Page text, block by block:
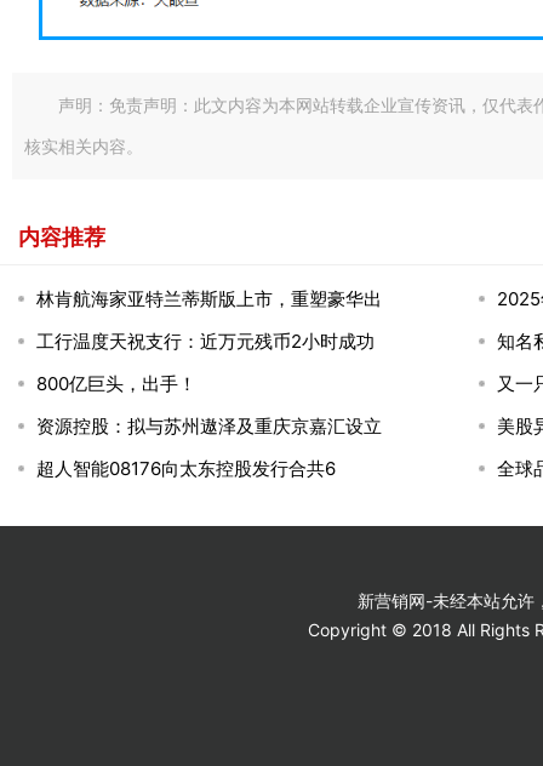
声明：免责声明：此文内容为本网站转载企业宣传资讯，仅代
核实相关内容。
内容推荐
林肯航海家亚特兰蒂斯版上市，重塑豪华出
工行温度天祝支行：近万元残币2小时成功
知名
800亿巨头，出手！
又一
资源控股：拟与苏州遨泽及重庆京嘉汇设立
美股
超人智能08176向太东控股发行合共6
全球
新营销网-未经本站允许
Copyright © 2018 All Rights